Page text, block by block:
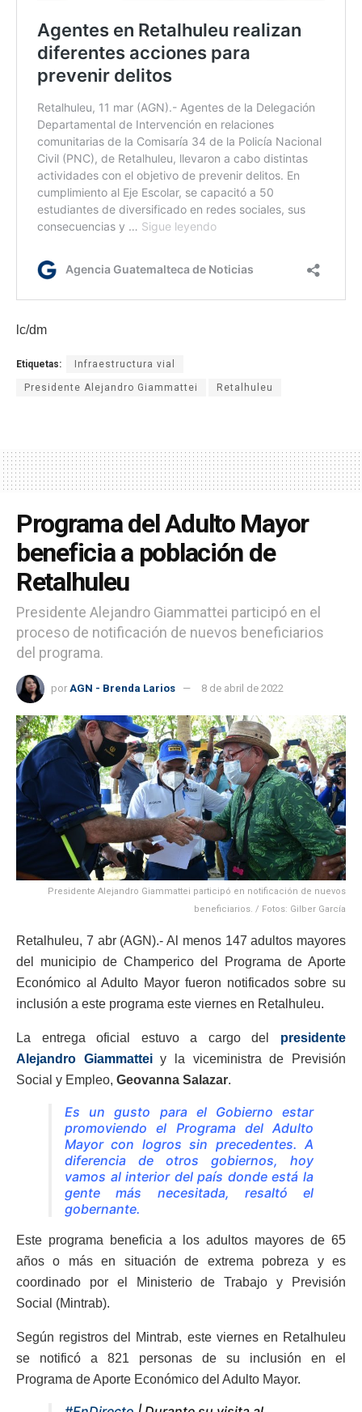
lc/dm
Etiquetas: Infraestructura vial
Presidente Alejandro Giammattei Retalhuleu
Programa del Adulto Mayor
beneficia a población de
Retalhuleu
Presidente Alejandro Giammattei participó en el
proceso de notificación de nuevos beneficiarios
del programa.
por AGN - Brenda Larios 8 de abril de 2022
Presidente Alejandro Giammattei participó en notificación de nuevos
beneficiarios. / Fotos: Gilber García
Retalhuleu, 7 abr (AGN).- Al menos 147 adultos mayores
del municipio de Champerico del Programa de Aporte
Económico al Adulto Mayor fueron notificados sobre su
inclusión a este programa este viernes en Retalhuleu.
La entrega oficial estuvo a cargo del presidente
Alejandro Giammatteiy la viceministra de Previsión
Social y Empleo, Geovanna Salazar.
Es un gusto para el Gobierno estar
promoviendo el Programa del Adulto
Mayor con logros sin precedentes. A
diferencia de otros gobiernos, hoy
vamos al interior del país donde está la
gente más necesitada, resaltó el
gobernante.
Este programa beneficia a los adultos mayores de 65
años o más en situación de extrema pobreza y es
coordinado por el Ministerio de Trabajo y Previsión
Social (Mintrab).
Según registros del Mintrab, este viernes en Retalhuleu
se notificó a 821 personas de su inclusión en el
Programa de Aporte Económico del Adulto Mayor.